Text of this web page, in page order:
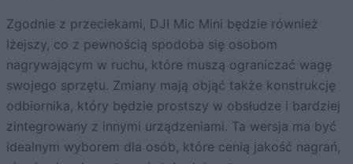
Zgodnie z przeciekami, DJI Mic Mini będzie również
lżejszy, co z pewnością spodoba się osobom
nagrywającym w ruchu, które muszą ograniczać wagę
swojego sprzętu. Zmiany mają objąć także konstrukcję
odbiornika, który będzie prostszy w obsłudze i bardziej
zintegrowany z innymi urządzeniami. Ta wersja ma być
idealnym wyborem dla osób, które cenią jakość nagrań,